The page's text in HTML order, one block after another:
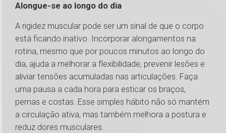
Alongue-se ao longo do dia
A rigidez muscular pode ser um sinal de que o corpo
está ficando inativo. Incorporar alongamentos na
rotina, mesmo que por poucos minutos ao longo do
dia, ajuda a melhorar a flexibilidade, prevenir lesões e
aliviar tensões acumuladas nas articulações. Faça
uma pausa a cada hora para esticar os braços,
pernas e costas. Esse simples hábito não só mantém
a circulação ativa, mas também melhora a postura e
reduz dores musculares.